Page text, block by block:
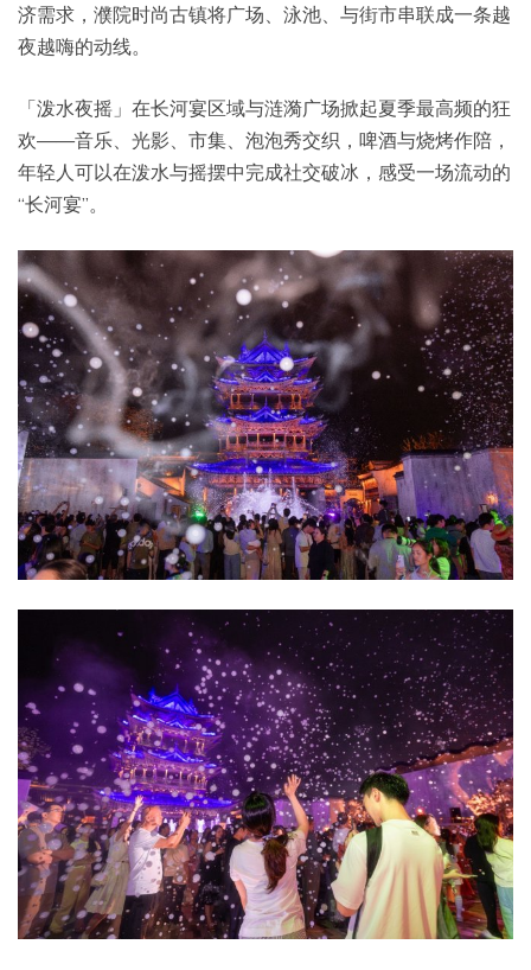
济需求，濮院时尚古镇将广场、泳池、与街市串联成一条越
夜越嗨的动线。
「泼水夜摇」在长河宴区域与涟漪广场掀起夏季最高频的狂
欢——音乐、光影、市集、泡泡秀交织，啤酒与烧烤作陪，
年轻人可以在泼水与摇摆中完成社交破冰，感受一场流动的
“长河宴”。